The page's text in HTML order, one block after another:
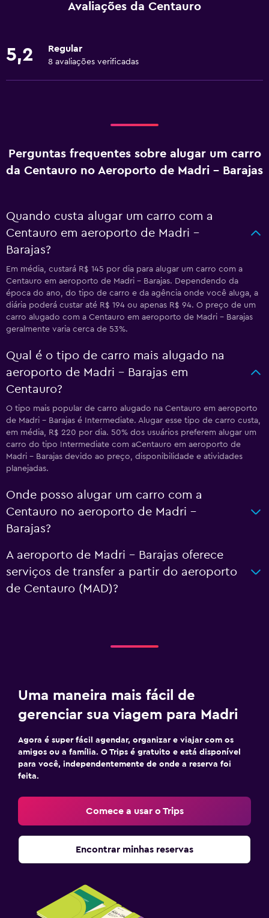
Avaliações da Centauro
5,2 Regular
8 avaliações verificadas
Perguntas frequentes sobre alugar um carro
da Centauro no Aeroporto de Madri - Barajas
Quando custa alugar um carro com a
Centauro em aeroporto de Madri -
Barajas?
Em média, custará R$ 145 por dia para alugar um carro com a
Centauro em aeroporto de Madri - Barajas. Dependendo da
época do ano, do tipo de carro e da agência onde você aluga, a
diária poderá custar até R$ 194 ou apenas R$ 94. O preço de um
carro alugado com a Centauro em aeroporto de Madri - Barajas
geralmente varia cerca de 53%.
Qual é o tipo de carro mais alugado na
aeroporto de Madri - Barajas em
Centauro?
O tipo mais popular de carro alugado na Centauro em aeroporto
de Madri - Barajas é Intermediate. Alugar esse tipo de carro custa,
em média, R$ 220 por dia. 50% dos usuários preferem alugar um
carro do tipo Intermediate com aCentauro em aeroporto de
Madri - Barajas devido ao preço, disponibilidade e atividades
planejadas.
Onde posso alugar um carro com a
Centauro no aeroporto de Madri -
Barajas?
A aeroporto de Madri - Barajas oferece
serviços de transfer a partir do aeroporto
de Centauro (MAD)?
Uma maneira mais fácil de
gerenciar sua viagem para Madri
Agora é super fácil agendar, organizar e viajar com os
amigos ou a família. O Trips é gratuito e está disponível
para você, independentemente de onde a reserva foi
feita.
Comece a usar o Trips
Encontrar minhas reservas